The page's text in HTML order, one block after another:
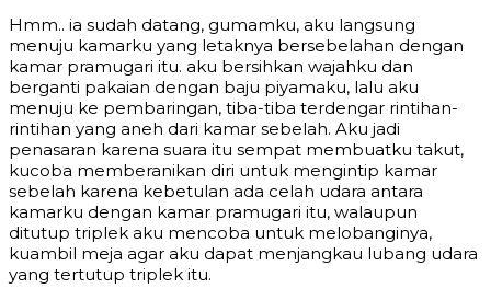
Hmm.. ia sudah datang, gumamku, aku langsung
menuju kamarku yang letaknya bersebelahan dengan
kamar pramugari itu. aku bersihkan wajahku dan
berganti pakaian dengan baju piyamaku, lalu aku
menuju ke pembaringan, tiba-tiba terdengar rintihan-
rintihan yang aneh dari kamar sebelah. Aku jadi
penasaran karena suara itu sempat membuatku takut,
kucoba memberanikan diri untuk mengintip kamar
sebelah karena kebetulan ada celah udara antara
kamarku dengan kamar pramugari itu, walaupun
ditutup triplek aku mencoba untuk melobanginya,
kuambil meja agar aku dapat menjangkau lubang udara
yang tertutup triplek itu.